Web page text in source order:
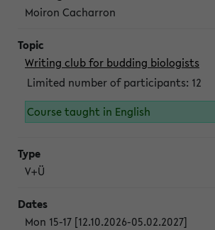
Moiron Cacharron
Writing club for budding biologists
Limited number of participants: 12
Course taught in English
V+Ü
Mon 15-17 [12.10.2026-05.02.2027]